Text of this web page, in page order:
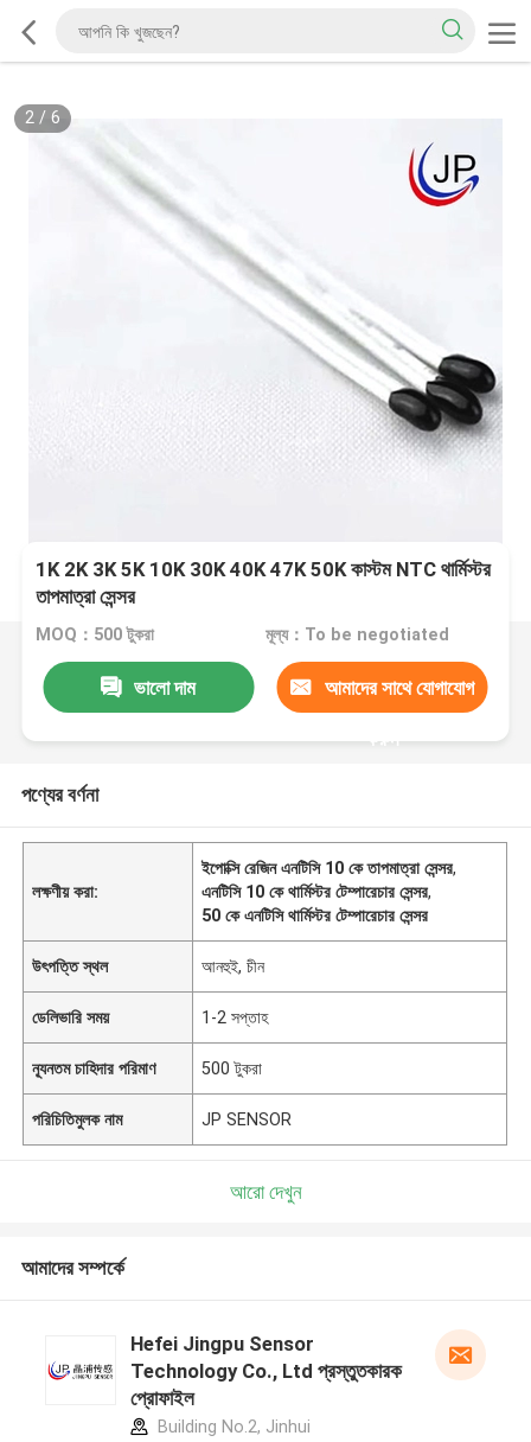
2/ 6
1K 2K 3K 5K 10K 30K 40K 47K 50K কাস্টম NTC থার্মিস্টর
তাপমাত্রা সেন্সর
MOQ：500 টুকরা মূল্য：To be negotiated
ভালো দাম আমাদের সাথে যোগাযোগ
করুন
পণ্যের বর্ণনা
লক্ষণীয় করা:
ইপোক্সি রেজিন এনটিসি 10 কে তাপমাত্রা সেন্সর,
এনটিসি 10 কে থার্মিস্টর টেম্পারেচার সেন্সর,
50 কে এনটিসি থার্মিস্টর টেম্পারেচার সেন্সর
উৎপত্তি স্থল আনহুই, চীন
ডেলিভারি সময় 1-2 সপ্তাহ
ন্যূনতম চাহিদার পরিমাণ 500 টুকরা
পরিচিতিমুলক নাম JP SENSOR
আরো দেখুন
আমাদের সম্পর্কে
Hefei Jingpu Sensor
Technology Co., Ltd প্রস্তুতকারক
প্রোফাইল
Building No.2, Jinhui